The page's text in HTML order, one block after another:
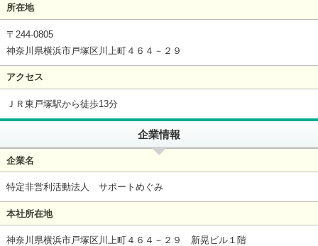
所在地
〒244-0805
神奈川県横浜市戸塚区川上町４６４－２９
アクセス
ＪＲ東戸塚駅から徒歩13分
企業情報
企業名
特定非営利活動法人 サポートめぐみ
本社所在地
神奈川県横浜市戸塚区川上町４６４－２９ 新晃ビル１階